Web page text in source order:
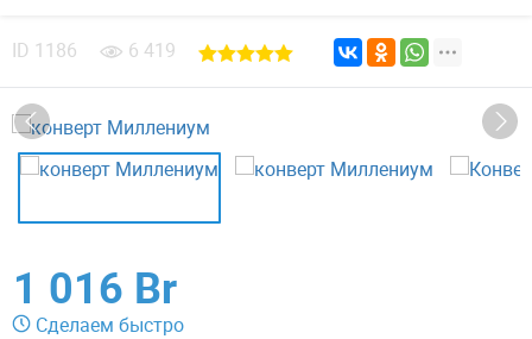
ID 1186 6 419
1 016 Br
Сделаем быстро